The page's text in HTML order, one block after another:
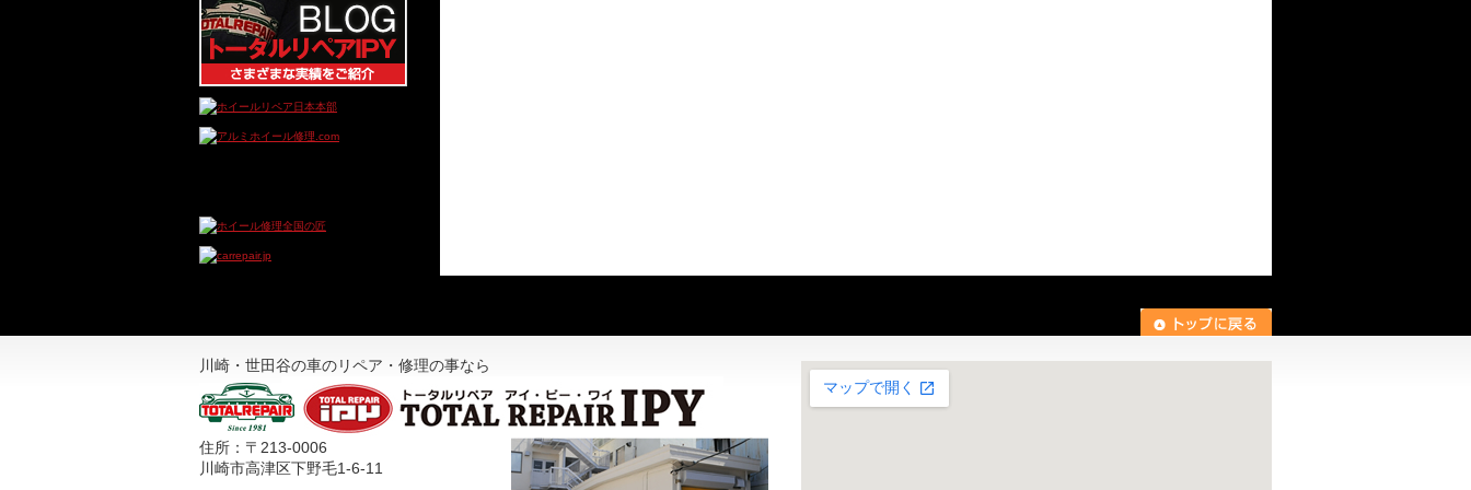
川崎・世田谷の車のリペア・修理の事なら
住所：〒213-0006
川崎市高津区下野毛1-6-11